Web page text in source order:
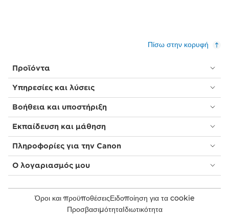
Πίσω στην κορυφή
Προϊόντα
Υπηρεσίες και λύσεις
Βοήθεια και υποστήριξη
Εκπαίδευση και μάθηση
Πληροφορίες για την Canon
Ο λογαριασμός μου
Όροι και προϋποθέσειςΕιδοποίηση για τα cookie
ΠροσβασιμότηταΙδιωτικότητα